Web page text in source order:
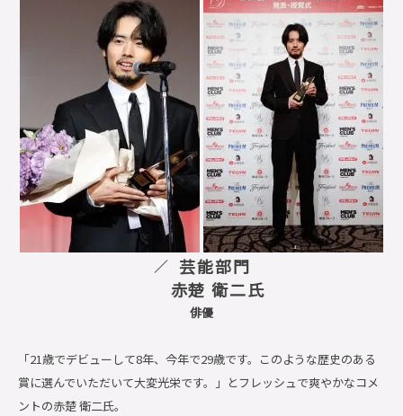
芸能部門
赤楚 衛二氏
俳優
「21歳でデビューして8年、今年で29歳です。このような歴史のある
賞に選んでいただいて大変光栄です。」とフレッシュで爽やかなコメ
ントの赤楚 衛二氏。